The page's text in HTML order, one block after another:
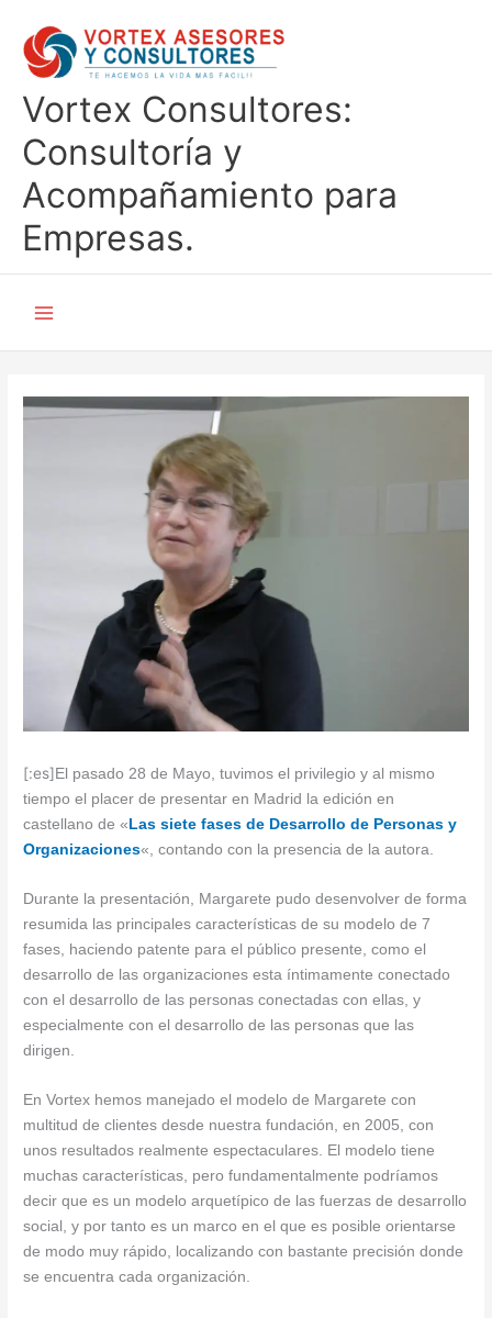
contenido
Vortex Consultores:
Consultoría y
Acompañamiento para
Empresas.
[:es] El pasado 28 de Mayo, tuvimos el privilegio y al mismo
tiempo el placer de presentar en Madrid la edición en
castellano de « Las siete fases de Desarrollo de Personas y
Organizaciones«, contando con la presencia de la autora.
Durante la presentación, Margarete pudo desenvolver de forma
resumida las principales características de su modelo de 7
fases, haciendo patente para el público presente, como el
desarrollo de las organizaciones esta íntimamente conectado
con el desarrollo de las personas conectadas con ellas, y
especialmente con el desarrollo de las personas que las
dirigen.
En Vortex hemos manejado el modelo de Margarete con
multitud de clientes desde nuestra fundación, en 2005, con
unos resultados realmente espectaculares. El modelo tiene
muchas características, pero fundamentalmente podríamos
decir que es un modelo arquetípico de las fuerzas de desarrollo
social, y por tanto es un marco en el que es posible orientarse
de modo muy rápido, localizando con bastante precisión donde
se encuentra cada organización.